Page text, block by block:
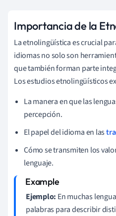
Importancia de la
La etnolingüística es crucial
idiomas no solo son
que también forman parte
Los estudios etnolingüísticos
La manera en que las
percepción.
El papel del idioma en las
Cómo se transmiten los
lenguaje.
Ejemplo: En muchas
palabras para describir